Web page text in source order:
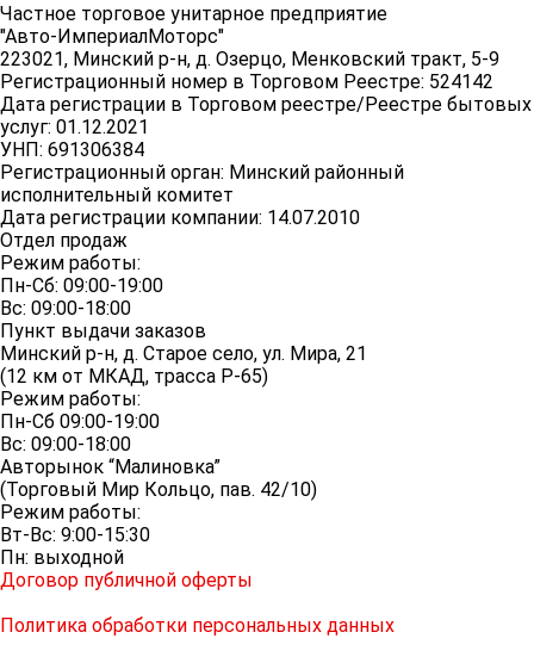
Частное торговое унитарное предприятие
"Авто-ИмпериалМоторс"
223021, Минский р-н, д. Озерцо, Менковский тракт, 5-9
Регистрационный номер в Торговом Реестре: 524142
Дата регистрации в Торговом реестре/Реестре бытовых
услуг: 01.12.2021
УНП: 691306384
Регистрационный орган: Минский районный
исполнительный комитет
Дата регистрации компании: 14.07.2010
Отдел продаж
Режим работы:
Пн-Сб: 09:00-19:00
Вс: 09:00-18:00
Пункт выдачи заказов
Минский р-н, д. Старое село, ул. Мира, 21
(12 км от МКАД, трасса P-65)
Режим работы:
Пн-Сб 09:00-19:00
Вс: 09:00-18:00
Авторынок “Малиновка”
(Торговый Мир Кольцо, пав. 42/10)
Режим работы:
Вт-Вс: 9:00-15:30
Пн: выходной
Договор публичной оферты
Политика обработки персональных данных